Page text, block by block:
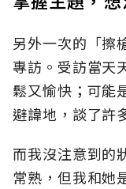
另外一次的「擦
專訪。受訪當天
鬆又愉快；可能
避諱地，談了許
而我沒注意到的
常熟，但我和她